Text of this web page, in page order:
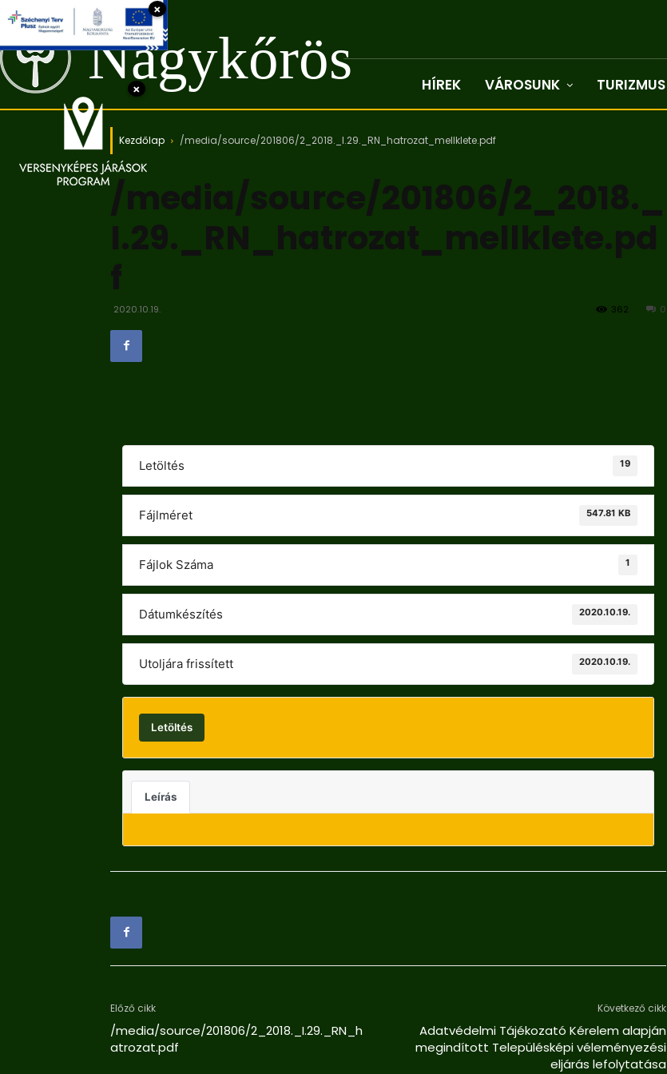
Nagykőrös HÍREK VÁROSUNK TURIZMUS
Kezdőlap /media/source/201806/2_2018._I.29._RN_hatrozat_mellklete.pdf
/media/source/201806/2_2018._
I.29._RN_hatrozat_mellklete.pd
f
2020.10.19. 0
362
Letöltés 19
Fájlméret 547.81 KB
Fájlok Száma 1
Dátumkészítés 2020.10.19.
Utoljára frissített 2020.10.19.
Letöltés
Leírás
Előző cikk
/media/source/201806/2_2018._I.29._RN_h
atrozat.pdf
Következő cikk
Adatvédelmi Tájékozató Kérelem alapján
megindított Településképi véleményezési
eljárás lefolytatása
×
×